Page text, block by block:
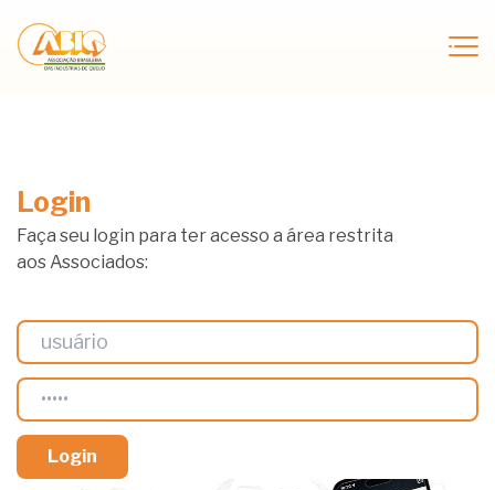
Login
Faça seu login para ter acesso a área restrita
aos Associados: